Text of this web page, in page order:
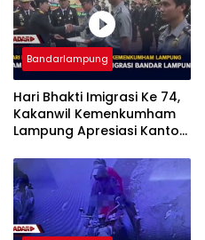
Bandarlampung
Hari Bhakti Imigrasi Ke 74,
Kakanwil Kemenkumham
Lampung Apresiasi Kantor